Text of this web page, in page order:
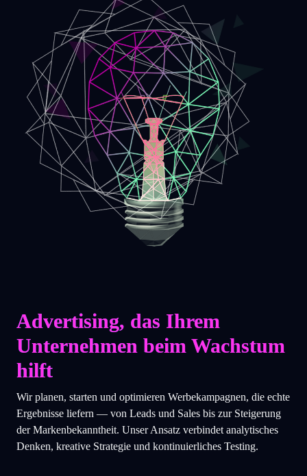
Advertising, das Ihrem
Unternehmen beim Wachstum
hilft
Wir planen, starten und optimieren Werbekampagnen, die echte
Ergebnisse liefern — von Leads und Sales bis zur Steigerung
der Markenbekanntheit. Unser Ansatz verbindet analytisches
Denken, kreative Strategie und kontinuierliches Testing.